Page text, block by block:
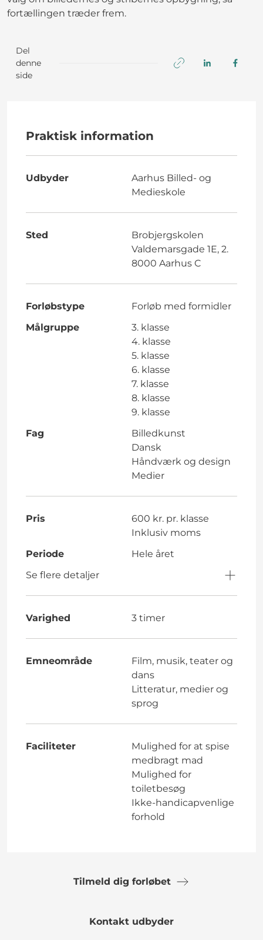
fortællingen træder frem.
Del
denne
side
Praktisk information
Udbyder
Aarhus Billed- og
Medieskole
Sted
Brobjergskolen
Valdemarsgade 1E, 2.
8000 Aarhus C
Forløbstype
Forløb med formidler
Målgruppe
3. klasse
4. klasse
5. klasse
6. klasse
7. klasse
8. klasse
9. klasse
Fag
Billedkunst
Dansk
Håndværk og design
Medier
Pris
600 kr. pr. klasse
Inklusiv moms
Periode
Hele året
Se flere detaljer
Varighed 3 timer
Emneområde
Film, musik, teater og
dans
Litteratur, medier og
sprog
Faciliteter
Mulighed for at spise
medbragt mad
Mulighed for
toiletbesøg
Ikke-handicapvenlige
forhold
Tilmeld dig forløbet
Kontakt udbyder